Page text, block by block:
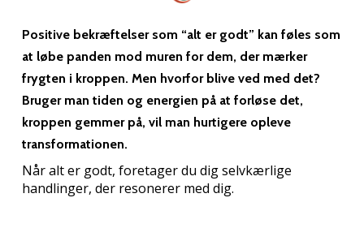
Positive bekræftelser som “alt er godt” kan føles som
at løbe panden mod muren for dem, der mærker
frygten i kroppen. Men hvorfor blive ved med det?
Bruger man tiden og energien på at forløse det,
kroppen gemmer på, vil man hurtigere opleve
transformationen.
Når alt er godt, foretager du dig selvkærlige
handlinger, der resonerer med dig.